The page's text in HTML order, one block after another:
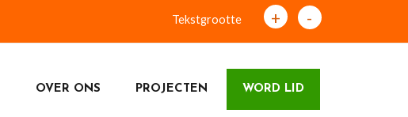
Tekstgrootte + -
OVER ONS PROJECTEN WORD LID